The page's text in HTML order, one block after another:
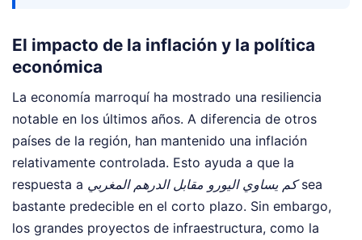
El impacto de la inflación y la política
económica
La economía marroquí ha mostrado una resiliencia
notable en los últimos años. A diferencia de otros
países de la región, han mantenido una inflación
relativamente controlada. Esto ayuda a que la
respuesta a كم يساوي اليورو مقابل الدرهم المغربيsea
bastante predecible en el corto plazo. Sin embargo,
los grandes proyectos de infraestructura, como la